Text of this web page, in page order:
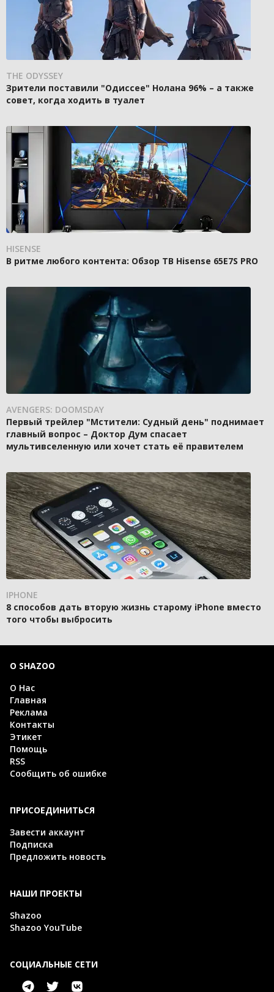
THE ODYSSEY
Зрители поставили "Одиссее" Нолана 96% – а также
совет, когда ходить в туалет
HISENSE
В ритме любого контента: Обзор ТВ Hisense 65E7S PRO
AVENGERS: DOOMSDAY
Первый трейлер "Мстители: Судный день" поднимает
главный вопрос – Доктор Дум спасает
мультивселенную или хочет стать её правителем
IPHONE
8 способов дать вторую жизнь старому iPhone вместо
того чтобы выбросить
О SHAZOO
О Нас
Главная
Реклама
Контакты
Этикет
Помощь
RSS
Сообщить об ошибке
ПРИСОЕДИНИТЬСЯ
Завести аккаунт
Подписка
Предложить новость
НАШИ ПРОЕКТЫ
Shazoo
Shazoo YouTube
СОЦИАЛЬНЫЕ СЕТИ